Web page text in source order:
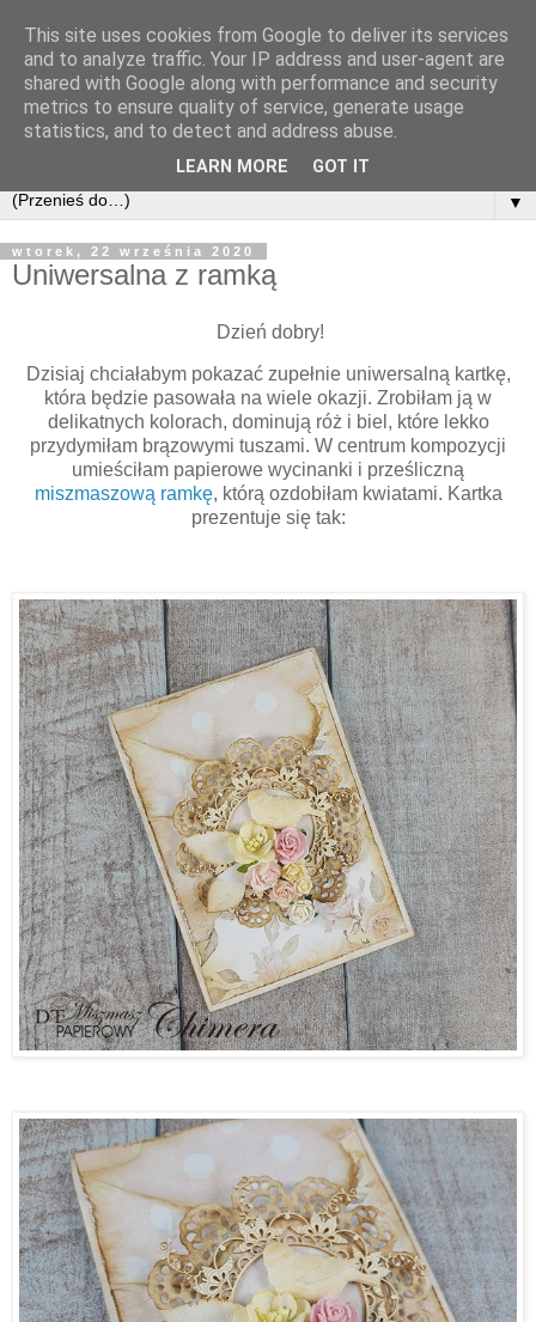
▼
wtorek, 22 września 2020
Uniwersalna z ramką
Dzień dobry!
Dzisiaj chciałabym pokazać zupełnie uniwersalną kartkę,
która będzie pasowała na wiele okazji. Zrobiłam ją w
delikatnych kolorach, dominują róż i biel, które lekko
przydymiłam brązowymi tuszami. W centrum kompozycji
umieściłam papierowe wycinanki i prześliczną
miszmaszową ramkę, którą ozdobiłam kwiatami. Kartka
prezentuje się tak:
This site uses cookies from Google to deliver its services
and to analyze traffic. Your IP address and user-agent are
shared with Google along with performance and security
metrics to ensure quality of service, generate usage
statistics, and to detect and address abuse.
LEARN MORE GOT IT